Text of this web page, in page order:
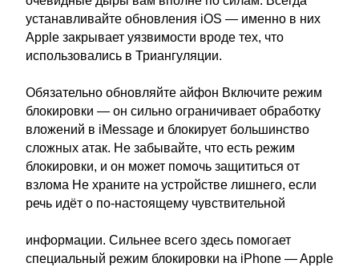
устанавливайте обновления iOS — именно в них
Apple закрывает уязвимости вроде тех, что
использовались в Триангуляции.
Обязательно обновляйте айфон Включите режим
блокировки — он сильно ограничивает обработку
вложений в iMessage и блокирует большинство
сложных атак. Не забывайте, что есть режим
блокировки, и он может помочь защититься от
взлома Не храните на устройстве лишнего, если
речь идёт о по-настоящему чувствительной
информации. Сильнее всего здесь помогает
специальный режим блокировки на iPhone — Apple